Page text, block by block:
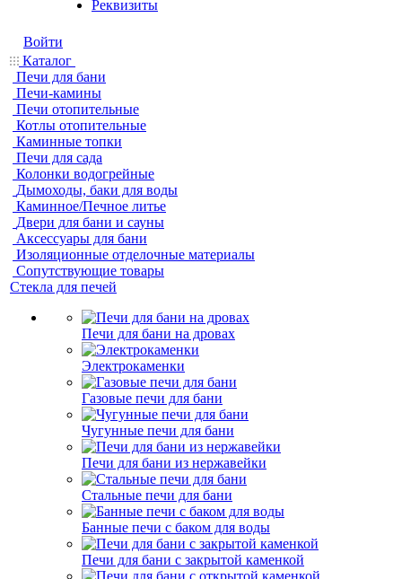
Реквизиты
Войти
Каталог
Печи для бани
Печи-камины
Печи отопительные
Котлы отопительные
Каминные топки
Печи для сада
Колонки водогрейные
Дымоходы, баки для воды
Каминное/Печное литье
Двери для бани и сауны
Аксессуары для бани
Изоляционные отделочные материалы
Сопутствующие товары
Стекла для печей
Печи для бани на дровах
Электрокаменки
Газовые печи для бани
Чугунные печи для бани
Печи для бани из нержавейки
Стальные печи для бани
Банные печи с баком для воды
Печи для бани с закрытой каменкой